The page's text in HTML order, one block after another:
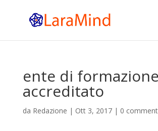
ente di formazione
accreditato
da Redazione | Ott 3, 2017| 0